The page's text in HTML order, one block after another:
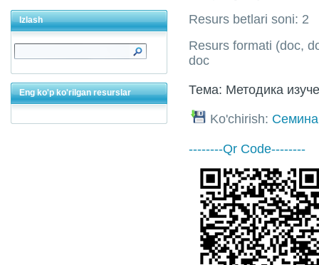
Izlash
Eng ko'p ko'rilgan resurslar
Resurs betlari soni: 2
Resurs formati (doc,
doc
Тема: Методика
Ko'chirish:
--------Qr Code--------